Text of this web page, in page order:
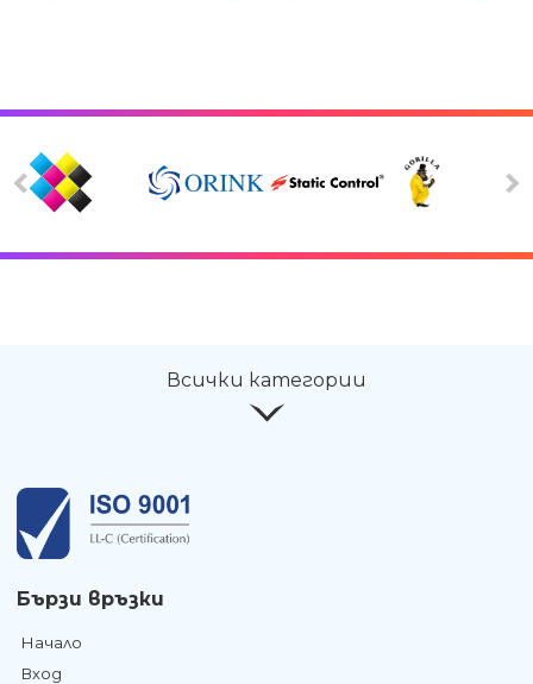
Всички категории
Бързи връзки
Начало
Вход